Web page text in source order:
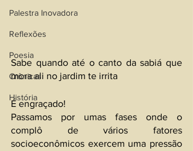
Palestra Inovadora
Reflexões
Poesia
Crônicas
História
Sabe quando até o canto da sabiá que
mora ali no jardim te irrita
É engraçado!
Passamos por umas fases onde o
complô de vários fatores
socioeconômicos exercem uma pressão